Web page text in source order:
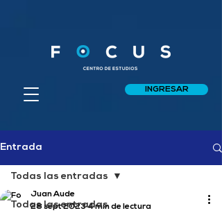
INGRESAR
Entrada
Todas las entradas
Todas las entradas
Juan Aude
28 sept 2023 4 min de lectura